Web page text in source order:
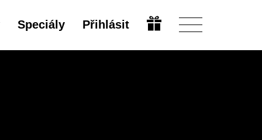
Speciály Přihlásit